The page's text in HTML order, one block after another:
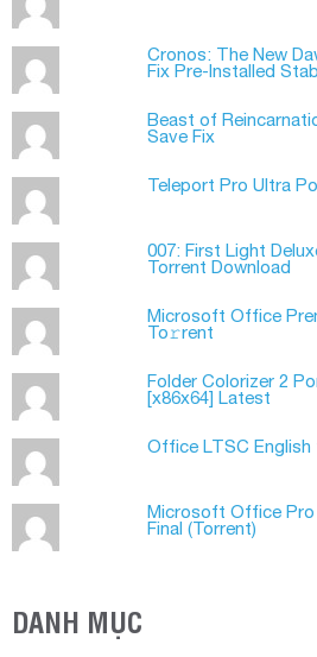
Cronos: The New
Fix Pre-Installed
Beast of
Save Fix
Teleport Pro Ultra
007: First Light
Torrent Download
Microsoft Office
To𝚛rent
Folder Colorizer 2
[x86x64] Latest
Office LTSC English
Microsoft Office
Final (Torrеnt)
DANH MỤC